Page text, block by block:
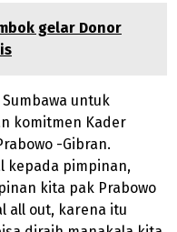
gelar Donor
untuk
komitmen Kader
-Gibran.
kepada pimpinan,
kita pak Prabowo
all out, karena itu